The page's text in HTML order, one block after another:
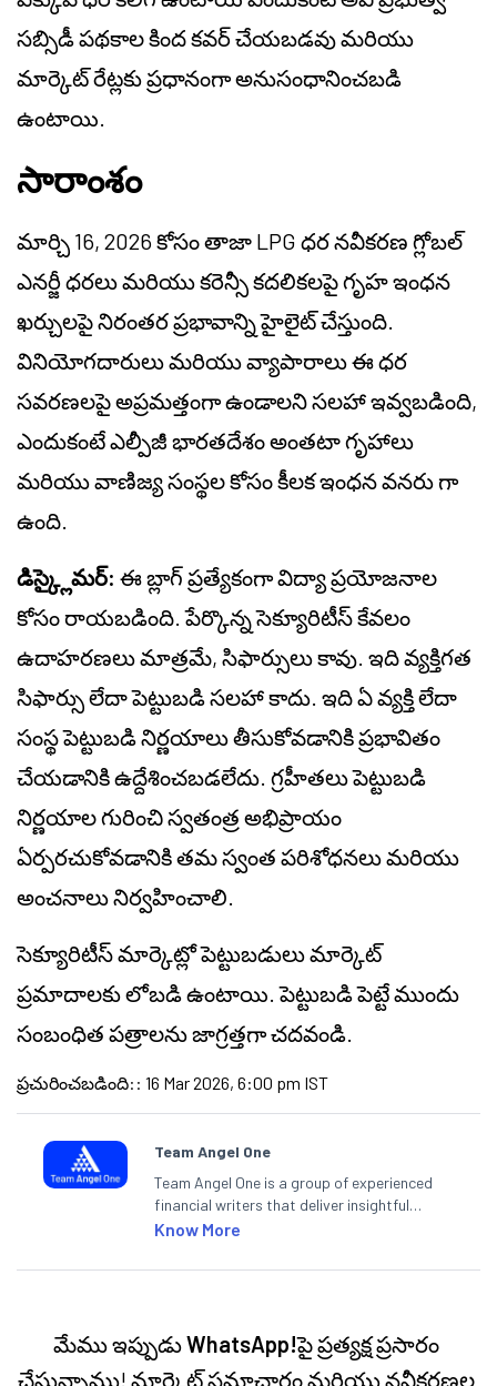
సబ్సిడీ పథకాల కింద కవర్ చేయబడవు మరియు
మార్కెట్ రేట్లకు ప్రధానంగా అనుసంధానించబడి
ఉంటాయి.
సారాంశం
మార్చి 16, 2026 కోసం తాజా LPG ధర నవీకరణ గ్లోబల్
ఎనర్జీ ధరలు మరియు కరెన్సీ కదలికలపై గృహ ఇంధన
ఖర్చులపై నిరంతర ప్రభావాన్ని హైలైట్ చేస్తుంది.
వినియోగదారులు మరియు వ్యాపారాలు ఈ ధర
సవరణలపై అప్రమత్తంగా ఉండాలని సలహా ఇవ్వబడింది,
ఎందుకంటే ఎల్పీజీ భారతదేశం అంతటా గృహాలు
మరియు వాణిజ్య సంస్థల కోసం కీలక ఇంధన వనరు గా
ఉంది.
డిస్క్లైమర్: ఈ బ్లాగ్ ప్రత్యేకంగా విద్యా ప్రయోజనాల
కోసం రాయబడింది. పేర్కొన్న సెక్యూరిటీస్ కేవలం
ఉదాహరణలు మాత్రమే, సిఫార్సులు కావు. ఇది వ్యక్తిగత
సిఫార్సు లేదా పెట్టుబడి సలహా కాదు. ఇది ఏ వ్యక్తి లేదా
సంస్థ పెట్టుబడి నిర్ణయాలు తీసుకోవడానికి ప్రభావితం
చేయడానికి ఉద్దేశించబడలేదు. గ్రహీతలు పెట్టుబడి
నిర్ణయాల గురించి స్వతంత్ర అభిప్రాయం
ఏర్పరచుకోవడానికి తమ స్వంత పరిశోధనలు మరియు
అంచనాలు నిర్వహించాలి.
సెక్యూరిటీస్ మార్కెట్లో పెట్టుబడులు మార్కెట్
ప్రమాదాలకు లోబడి ఉంటాయి. పెట్టుబడి పెట్టే ముందు
సంబంధిత పత్రాలను జాగ్రత్తగా చదవండి.
ప్రచురించబడింది: : 16 Mar 2026, 6:00 pm IST
Team Angel One
Team Angel One is a group of experienced
financial writers that deliver insightful
articles on the stock market, IPO, economy,
categories.
Know More
మేము ఇప్పుడుWhatsApp!పై ప్రత్యక్ష ప్రసారం
చేస్తున్నాము! మార్కెట్ సమాచారం మరియు నవీకరణల